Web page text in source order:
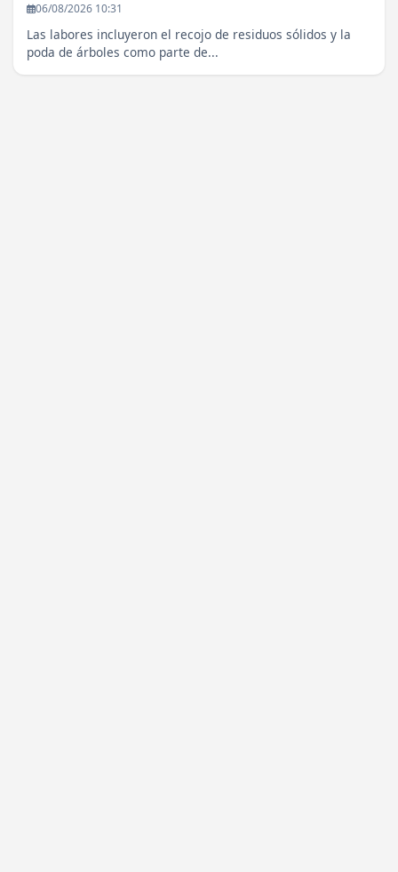
06/08/2026 10:31
Las labores incluyeron el recojo de residuos sólidos y la
poda de árboles como parte de...